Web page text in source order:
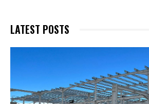
LATEST POSTS